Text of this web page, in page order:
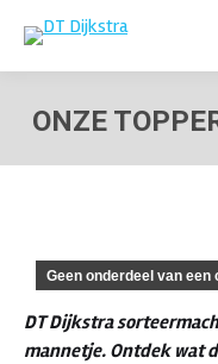
ONZE
Geen onderdeel van een
DT Dijkstra
mannetje. Ontdek wat